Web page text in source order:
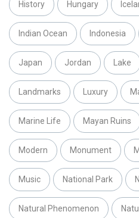
History Hungary
Indian Ocean Indonesia
Japan Jordan Lake
Landmarks Luxury
Marine Life Mayan Ruins
Modern Monument
Music National Park
Natural Phenomenon